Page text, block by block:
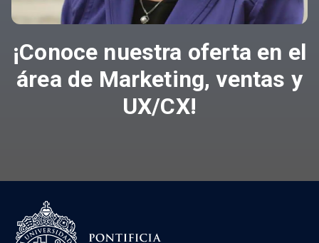
¡Conoce nuestra oferta en el
área de Marketing, ventas y
UX/CX!